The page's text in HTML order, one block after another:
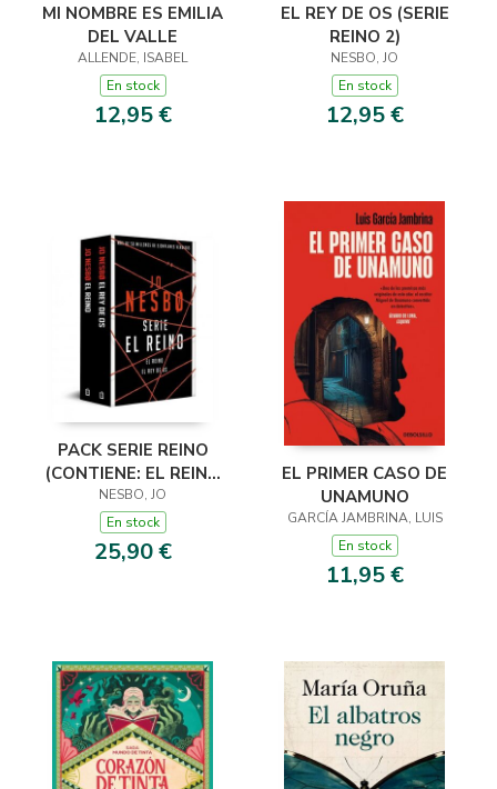
MI NOMBRE ES EMILIA
DEL VALLE
ALLENDE, ISABEL
En stock
12,95 €
EL REY DE OS (SERIE
REINO 2)
NESBO, JO
En stock
12,95 €
PACK SERIE REINO
(CONTIENE: EL REINO
EL REY DE OS)
NESBO, JO
En stock
25,90 €
EL PRIMER CASO DE
UNAMUNO
GARCÍA JAMBRINA, LUIS
En stock
11,95 €